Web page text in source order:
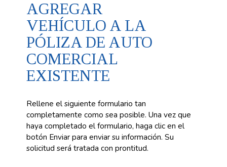
AGREGAR
VEHÍCULO A LA
PÓLIZA DE AUTO
COMERCIAL
EXISTENTE
Rellene el siguiente formulario tan
completamente como sea posible. Una vez que
haya completado el formulario, haga clic en el
botón Enviar para enviar su información. Su
solicitud será tratada con prontitud.